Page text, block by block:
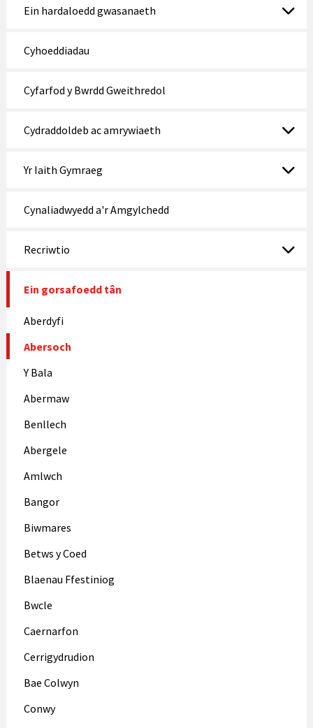
Rhuthun
Treffynnon
Y Fflint
Yr Wyddgrug
Ein hardaloedd gwasanaeth
Cyhoeddiadau
Cyfarfod y Bwrdd Gweithredol
Cydraddoldeb ac amrywiaeth
Yr Iaith Gymraeg
Cynaliadwyedd a'r Amgylchedd
Recriwtio
Ein gorsafoedd tân
Aberdyfi
Abersoch
Y Bala
Abermaw
Benllech
Abergele
Amlwch
Bangor
Biwmares
Betws y Coed
Blaenau Ffestiniog
Bwcle
Caernarfon
Cerrigydrudion
Bae Colwyn
Conwy